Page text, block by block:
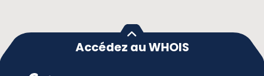
Accédez au WHOIS